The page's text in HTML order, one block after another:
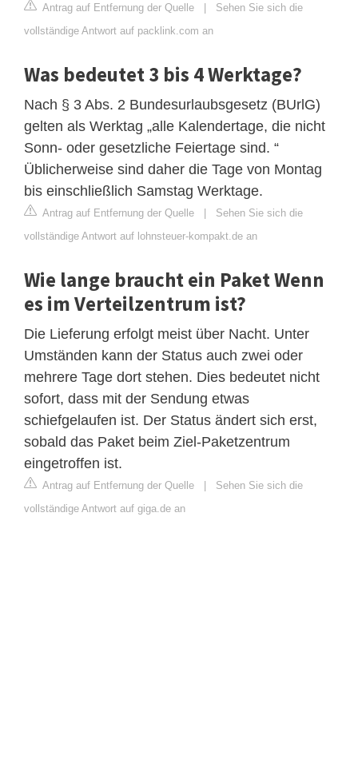
Antrag auf Entfernung der Quelle | Sehen Sie sich die
vollständige Antwort auf packlink.com an
Was bedeutet 3 bis 4 Werktage?
Nach § 3 Abs. 2 Bundesurlaubsgesetz (BUrlG)
gelten als Werktag „alle Kalendertage, die nicht
Sonn- oder gesetzliche Feiertage sind. “
Üblicherweise sind daher die Tage von Montag
bis einschließlich Samstag Werktage.
Antrag auf Entfernung der Quelle | Sehen Sie sich die
vollständige Antwort auf lohnsteuer-kompakt.de an
Wie lange braucht ein Paket Wenn
es im Verteilzentrum ist?
Die Lieferung erfolgt meist über Nacht. Unter
Umständen kann der Status auch zwei oder
mehrere Tage dort stehen. Dies bedeutet nicht
sofort, dass mit der Sendung etwas
schiefgelaufen ist. Der Status ändert sich erst,
sobald das Paket beim Ziel-Paketzentrum
eingetroffen ist.
Antrag auf Entfernung der Quelle | Sehen Sie sich die
vollständige Antwort auf giga.de an